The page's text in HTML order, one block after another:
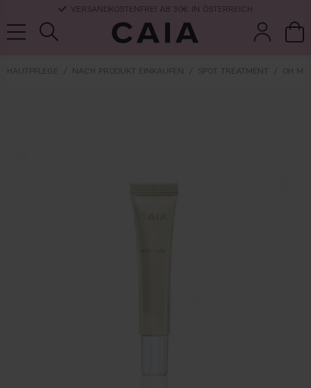
VERSANDKOSTENFREI AB 30€ IN ÖSTERREICH
HAUTPFLEGE NACH PRODUKT EINKAUFEN SPOT TREATMENT OH